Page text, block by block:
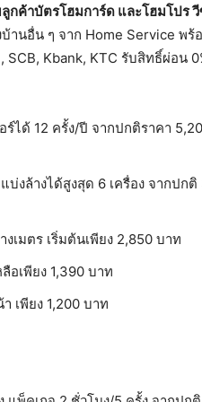
ค้าบัตรโฮมการ์ด และโฮมโปร วี
านอื่น ๆ จาก Home Service พ
Kbank, KTC รับสิทธิ์ผ่อน
ได้ 12 ครั้ง/ปี จากปกติราคา
บ่งล้างได้สูงสุด 6 เครื่อง จากปก
เมตร เริ่มต้นเพียง 2,850 บาท
อเพียง 1,390 บาท
เพียง 1,200 บาท